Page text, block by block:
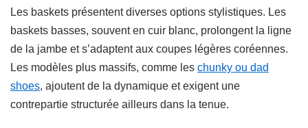
Les baskets présentent diverses options stylistiques. Les
baskets basses, souvent en cuir blanc, prolongent la ligne
de la jambe et s’adaptent aux coupes légères coréennes.
Les modèles plus massifs, comme les chunky ou dad
shoes, ajoutent de la dynamique et exigent une
contrepartie structurée ailleurs dans la tenue.